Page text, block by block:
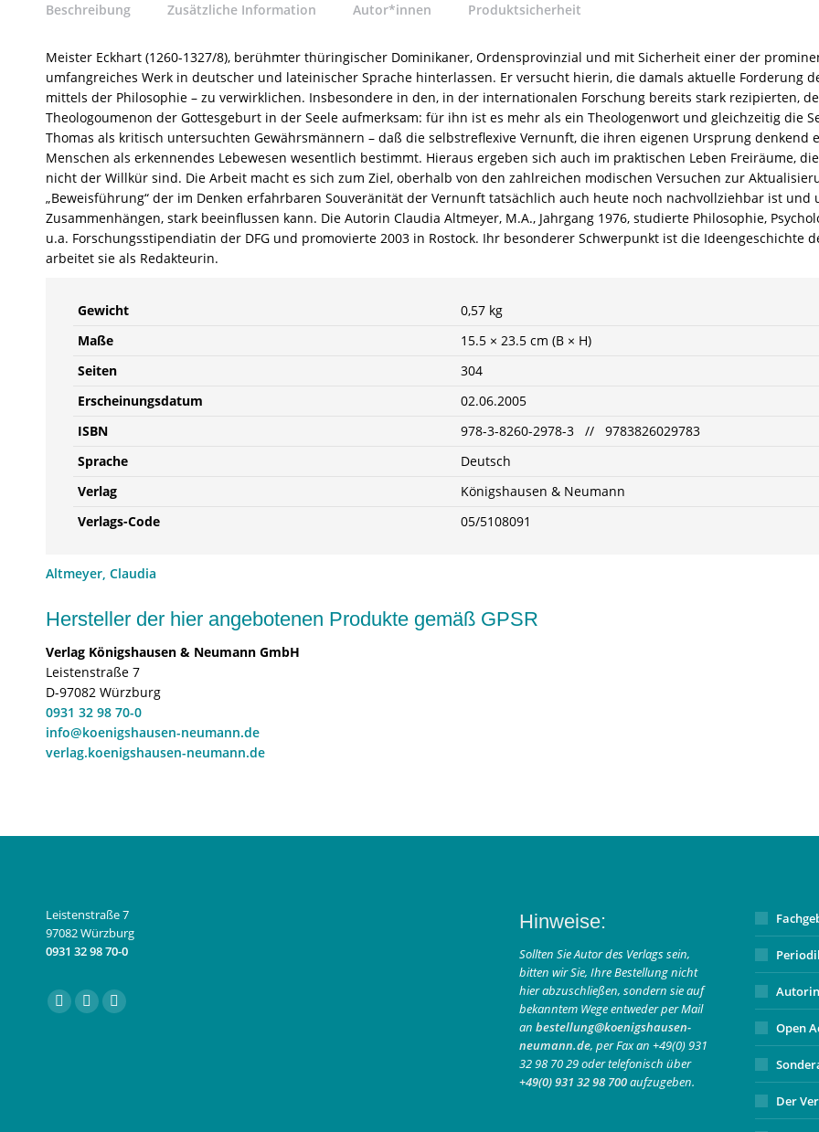
Beschreibung Zusätzliche Information Autor*innen Produktsicherheit
Meister Eckhart (1260-1327/8), berühmter thüringischer Dominikaner, Ordensprovinzial und mit Sicherheit einer der
umfangreiches Werk in deutscher und lateinischer Sprache hinterlassen. Er versucht hierin, die damals aktuelle Forderung
mittels der Philosophie – zu verwirklichen. Insbesondere in den, in der internationalen Forschung bereits stark rezipierten,
Theologoumenon der Gottesgeburt in der Seele aufmerksam: für ihn ist es mehr als ein Theologenwort und gleichzeitig die
Thomas als kritisch untersuchten Gewährsmännern – daß die selbstreflexive Vernunft, die ihren eigenen Ursprung
Menschen als erkennendes Lebewesen wesentlich bestimmt. Hieraus ergeben sich auch im praktischen Leben Freiräume,
nicht der Willkür sind. Die Arbeit macht es sich zum Ziel, oberhalb von den zahlreichen modischen Versuchen zur
„Beweisführung“ der im Denken erfahrbaren Souveränität der Vernunft tatsächlich auch heute noch nachvollziehbar ist und
Zusammenhängen, stark beeinflussen kann. Die Autorin Claudia Altmeyer, M.A., Jahrgang 1976, studierte Philosophie,
u.a. Forschungsstipendiatin der DFG und promovierte 2003 in Rostock. Ihr besonderer Schwerpunkt ist die
arbeitet sie als Redakteurin.
Gewicht
0,57 kg
Maße
15.5 × 23.5 cm (B × H)
Seiten
304
Erscheinungsdatum
02.06.2005
ISBN
978-3-8260-2978-3 // 9783826029783
Sprache
Deutsch
Verlag
Königshausen & Neumann
Verlags-Code
05/5108091
Altmeyer, Claudia
Hersteller der hier angebotenen Produkte gemäß GPSR
Verlag Königshausen & Neumann GmbH
Leistenstraße 7
D-97082 Würzburg
0931 32 98 70-0
info@koenigshausen-neumann.de
verlag.koenigshausen-neumann.de
Leistenstraße 7
97082 Würzburg
0931 32 98 70-0
Finden Sie uns auf:
FacebookInstagram
E-
Hinweise:
Sollten Sie Autor des Verlags sein,
bitten wir Sie, Ihre Bestellung nicht
hier abzuschließen, sondern sie auf
bekanntem Wege entweder per Mail
an bestellung@koenigshausen-
neumann.de, per Fax an +49(0) 931
32 98 70 29 oder telefonisch über
+49(0) 931 32 98 700aufzugeben.
Open
Der